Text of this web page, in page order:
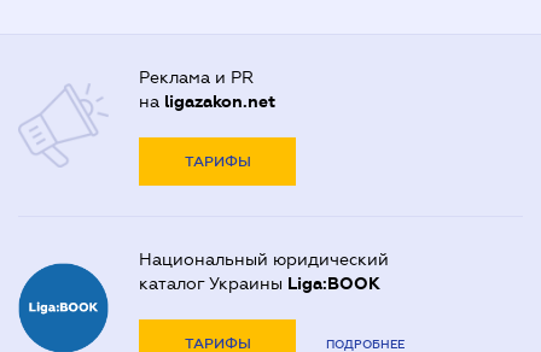
Реклама и PR
на ligazakon.net
ТАРИФЫ
Национальный юридический
каталог Украины Liga:BOOK
ТАРИФЫ ПОДРОБНЕЕ